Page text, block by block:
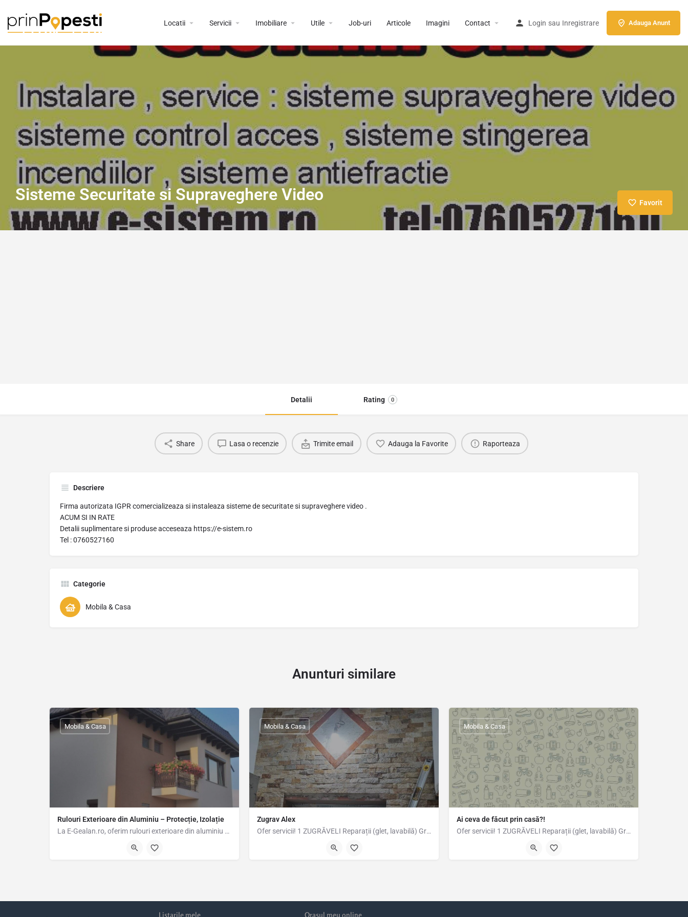
Locatii Servicii Imobiliare Utile Job-uri Articole Imagini Contact Login sau Inregistrare Adauga Anunt
Sisteme Securitate si Supraveghere Video Favorit
Detalii Rating 0
Share Lasa o recenzie Trimite email Adauga la Favorite Raporteaza
Descriere
Firma autorizata IGPR comercializeaza si instaleaza sisteme de securitate si supraveghere video .
ACUM SI IN RATE
Detalii suplimentare si produse acceseaza https://e-sistem.ro
Tel : 0760527160
Categorie
Mobila & Casa
Anunturi similare
Rulouri Exterioare din Aluminiu – Protecție, Izolație
La E-Gealan.ro, oferim rulouri exterioare din aluminiu de top, proiectate să îmbine siguranța, eficiența…
Mobila & Casa
Zugrav Alex
Ofer servicii! 1 ZUGRĂVELI Reparații (glet, lavabilă) Gresie-faianță, parchet. 2 Montaj Uși, mobilier,…
Mobila & Casa
Ai ceva de făcut prin casă?!
Ofer servicii! 1 ZUGRĂVELI Reparații (glet, lavabilă) Gresie-faianță, parchet. 2…
Mobila & Casa
Listarile mele Orasul meu online